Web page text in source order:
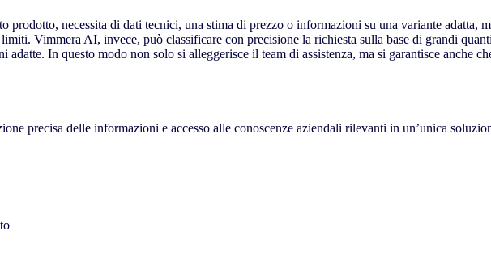
necessita di dati tecnici, una stima di prezzo o informazioni su una variante adatta,
Vimmera AI, invece, può classificare con precisione la richiesta sulla base di grandi
In questo modo non solo si alleggerisce il team di assistenza, ma si garantisce anche
precisa delle informazioni e accesso alle conoscenze aziendali rilevanti in un’unica